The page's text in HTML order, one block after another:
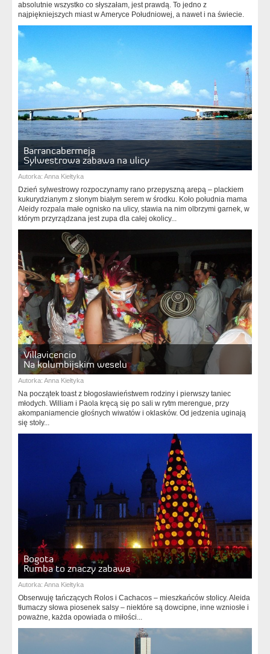
absolutnie wszystko co słyszałam, jest prawdą. To jedno z
najpiękniejszych miast w Ameryce Południowej, a nawet i na świecie.
Barrancabermeja
Sylwestrowa zabawa na ulicy
Autorka: Anna Kiełtyka
Dzień sylwestrowy rozpoczynamy rano przepyszną arepą – plackiem
kukurydzianym z słonym białym serem w środku. Koło południa mama
Aleidy rozpala małe ognisko na ulicy, stawia na nim olbrzymi garnek, w
którym przyrządzana jest zupa dla całej okolicy...
Villavicencio
Na kolumbijskim weselu
Autorka: Anna Kiełtyka
Na początek toast z błogosławieństwem rodziny i pierwszy taniec
młodych. William i Paola kręcą się po sali w rytm merengue, przy
akompaniamencie głośnych wiwatów i oklasków. Od jedzenia uginają
się stoły...
Bogota
Rumba to znaczy zabawa
Autorka: Anna Kiełtyka
Obserwuję tańczących Rolos i Cachacos – mieszkańców stolicy. Aleida
tłumaczy słowa piosenek salsy – niektóre są dowcipne, inne wzniosłe i
poważne, każda opowiada o miłości...